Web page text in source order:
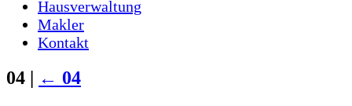
Hausverwaltung
Makler
Kontakt
04 | ← 04